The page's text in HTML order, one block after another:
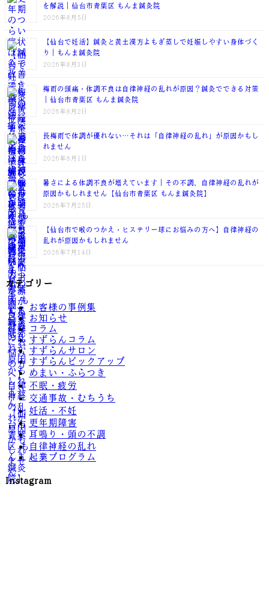
を解説｜仙台市青葉区 もんま鍼灸院
2026年8月5日
【仙台で妊活】鍼灸と黄土漢方よもぎ蒸しで妊娠しやすい身体づく
り｜もんま鍼灸院
2026年8月3日
梅雨の頭痛・体調不良は自律神経の乱れが原因？鍼灸でできる対策
｜仙台市青葉区 もんま鍼灸院
2026年8月2日
長梅雨で体調が優れない…それは「自律神経の乱れ」が原因かもし
れません
2026年8月1日
暑さによる体調不良が増えています｜その不調、自律神経の乱れが
原因かもしれません【仙台市青葉区 もんま鍼灸院】
2026年7月25日
【仙台市で喉のつかえ・ヒステリー球にお悩みの方へ】自律神経の
乱れが原因かもしれません
2026年7月14日
カテゴリー
お客様の事例集
お知らせ
コラム
すずらんコラム
すずらんサロン
すずらんピックアップ
めまい・ふらつき
不眠・疲労
交通事故・むちうち
妊活・不妊
更年期障害
耳鳴り・頭の不調
自律神経の乱れ
起業プログラム
Instagram